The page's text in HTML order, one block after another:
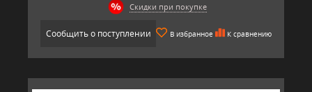
Скидки при покупке
Сообщить о поступлении В избранное К сравнению